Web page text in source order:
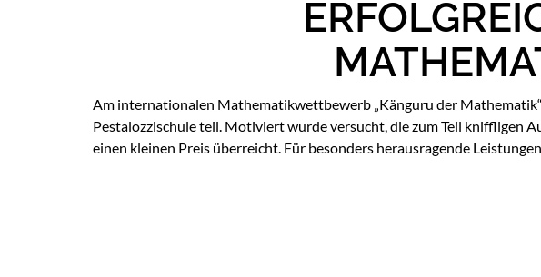
Am internationalen Mathematikwettbewerb „Känguru der
Pestalozzischule teil. Motiviert wurde versucht, die zum Teil kniffligen
einen kleinen Preis überreicht. Für besonders herausragende